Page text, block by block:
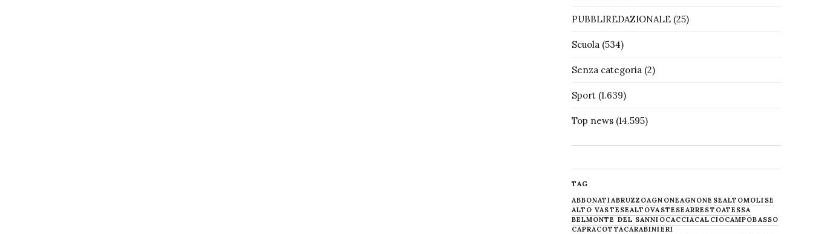
PUBBLIREDAZIONALE(25)
Scuola(534)
Senza categoria(2)
Sport(1.639)
Top news(14.595)
TAG
ABBONATIABRUZZOAGNONEAGNONESEALTOMOLISE
ALTO VASTESEALTOVASTESEARRESTOATESSA
BELMONTE DEL SANNIOCACCIACALCIOCAMPOBASSO
CAPRACOTTACARABINIERI